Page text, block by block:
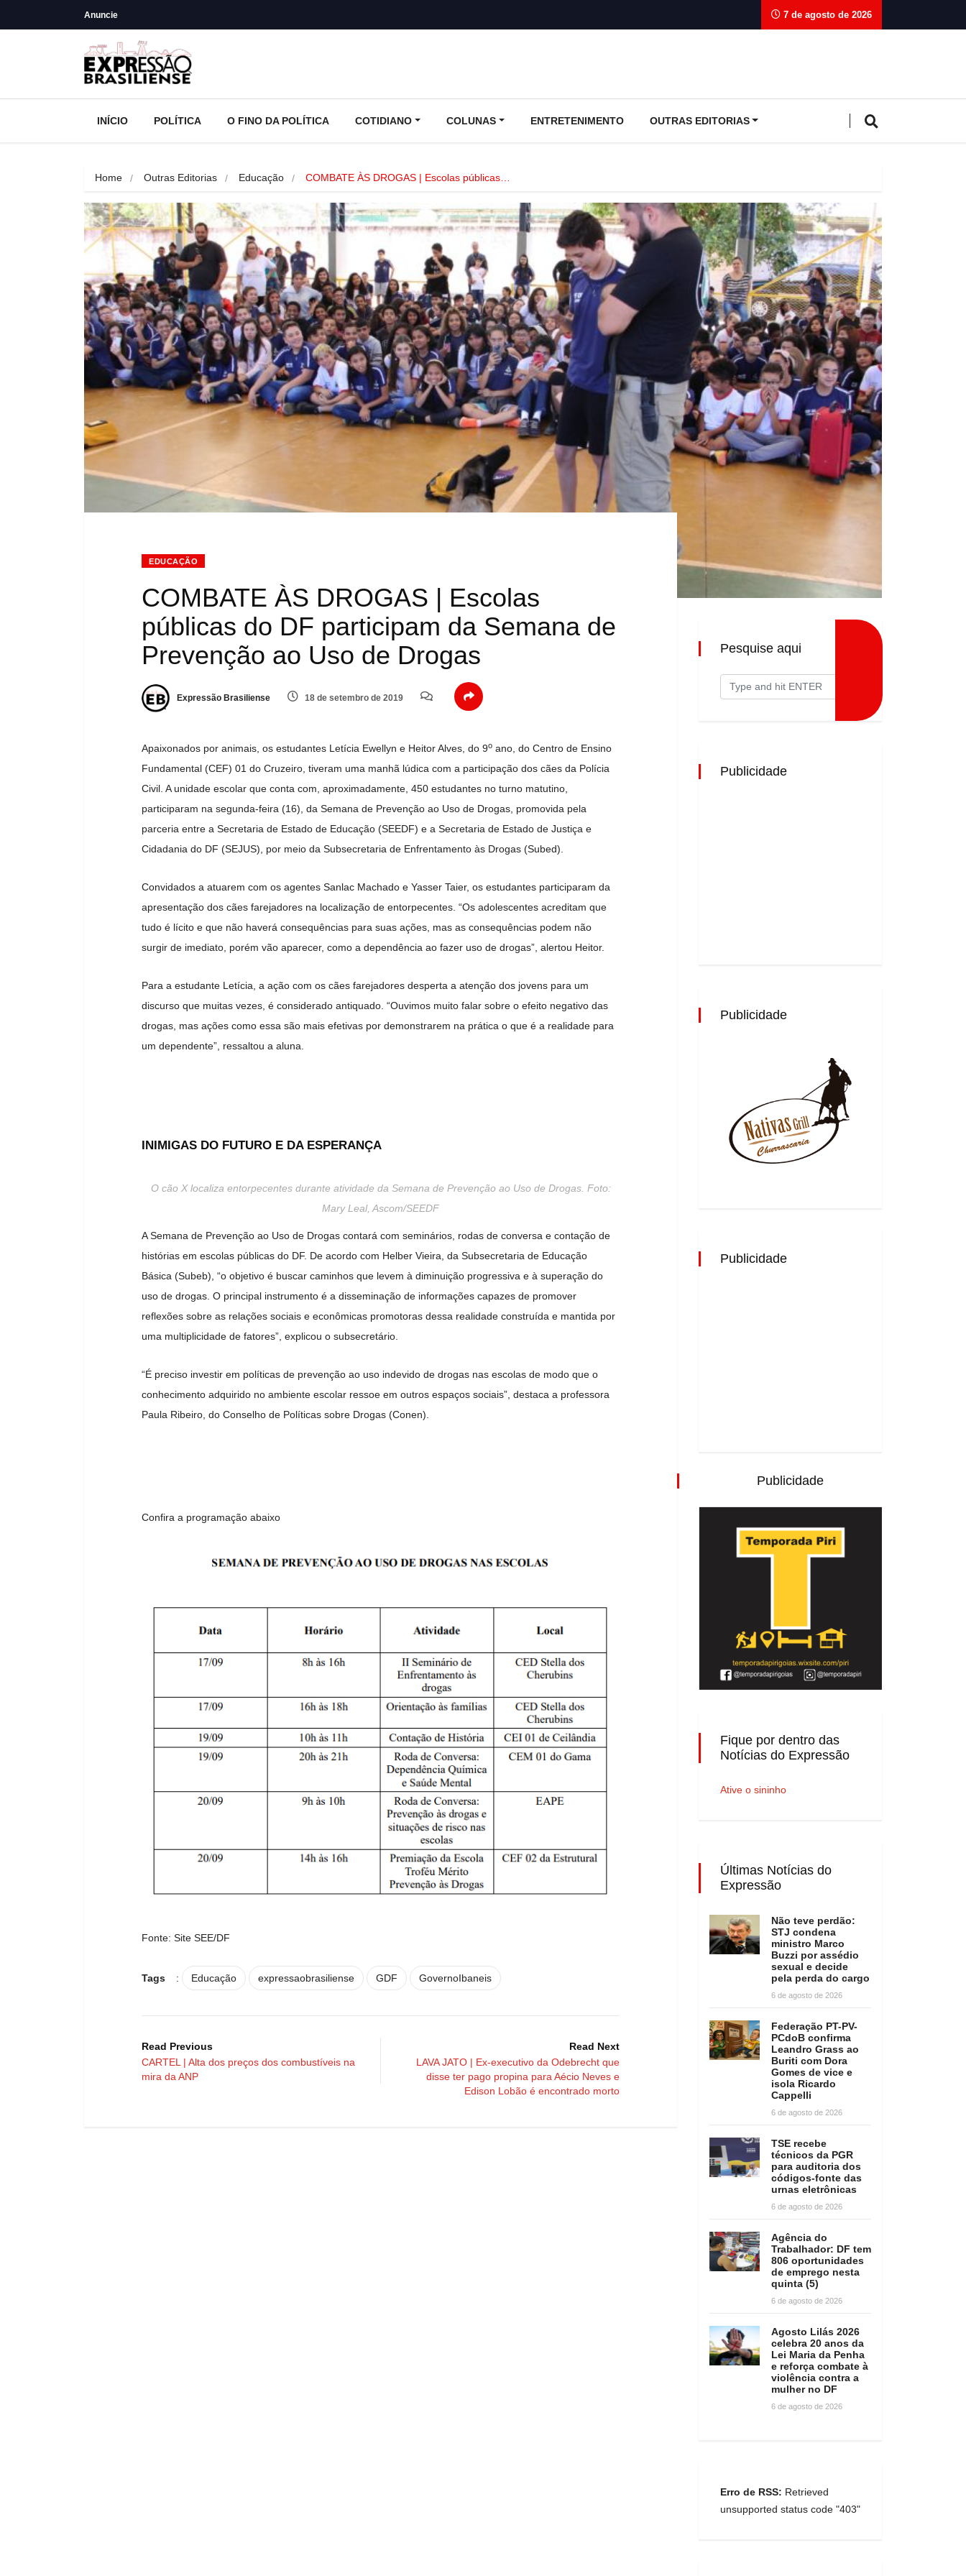
Anuncie 7 de agosto de 2026
INÍCIO POLÍTICA O FINO DA POLÍTICA COTIDIANO COLUNAS ENTRETENIMENTO OUTRAS EDITORIAS
Home Outras Editorias Educação COMBATE ÀS DROGAS | Escolas públicas…
EDUCAÇÃO
COMBATE ÀS DROGAS | Escolas
públicas do DF participam da Semana de
Prevenção ao Uso de Drogas
Expressão Brasiliense 18 de setembro de 2019
Apaixonados por animais, os estudantes Letícia Ewellyn e Heitor Alves, do 9o ano, do Centro de Ensino
Fundamental (CEF) 01 do Cruzeiro, tiveram uma manhã lúdica com a participação dos cães da Polícia
Civil. A unidade escolar que conta com, aproximadamente, 450 estudantes no turno matutino,
participaram na segunda-feira (16), da Semana de Prevenção ao Uso de Drogas, promovida pela
parceria entre a Secretaria de Estado de Educação (SEEDF) e a Secretaria de Estado de Justiça e
Cidadania do DF (SEJUS), por meio da Subsecretaria de Enfrentamento às Drogas (Subed).
Convidados a atuarem com os agentes Sanlac Machado e Yasser Taier, os estudantes participaram da
apresentação dos cães farejadores na localização de entorpecentes. “Os adolescentes acreditam que
tudo é lícito e que não haverá consequências para suas ações, mas as consequências podem não
surgir de imediato, porém vão aparecer, como a dependência ao fazer uso de drogas”, alertou Heitor.
Para a estudante Letícia, a ação com os cães farejadores desperta a atenção dos jovens para um
discurso que muitas vezes, é considerado antiquado. “Ouvimos muito falar sobre o efeito negativo das
drogas, mas ações como essa são mais efetivas por demonstrarem na prática o que é a realidade para
um dependente”, ressaltou a aluna.
INIMIGAS DO FUTURO E DA ESPERANÇA
O cão X localiza entorpecentes durante atividade da Semana de Prevenção ao Uso de Drogas. Foto:
Mary Leal, Ascom/SEEDF
A Semana de Prevenção ao Uso de Drogas contará com seminários, rodas de conversa e contação de
histórias em escolas públicas do DF. De acordo com Helber Vieira, da Subsecretaria de Educação
Básica (Subeb), “o objetivo é buscar caminhos que levem à diminuição progressiva e à superação do
uso de drogas. O principal instrumento é a disseminação de informações capazes de promover
reflexões sobre as relações sociais e econômicas promotoras dessa realidade construída e mantida por
uma multiplicidade de fatores”, explicou o subsecretário.
“É preciso investir em políticas de prevenção ao uso indevido de drogas nas escolas de modo que o
conhecimento adquirido no ambiente escolar ressoe em outros espaços sociais”, destaca a professora
Paula Ribeiro, do Conselho de Políticas sobre Drogas (Conen).
Confira a programação abaixo
Fonte: Site SEE/DF
Tags : Educação expressaobrasiliense GDF GovernoIbaneis
Read Previous
CARTEL | Alta dos preços dos combustíveis na
mira da ANP
Read Next
LAVA JATO | Ex-executivo da Odebrecht que
disse ter pago propina para Aécio Neves e
Edison Lobão é encontrado morto
Pesquise aqui
Publicidade
Publicidade
Publicidade
Publicidade
Fique por dentro das
Notícias do Expressão
Ative o sininho
Últimas Notícias do
Expressão
Não teve perdão:
STJ condena
ministro Marco
Buzzi por assédio
sexual e decide
pela perda do cargo
6 de agosto de 2026
Federação PT-PV-
PCdoB confirma
Leandro Grass ao
Buriti com Dora
Gomes de vice e
isola Ricardo
Cappelli
6 de agosto de 2026
TSE recebe
técnicos da PGR
para auditoria dos
códigos-fonte das
urnas eletrônicas
6 de agosto de 2026
Agência do
Trabalhador: DF tem
806 oportunidades
de emprego nesta
quinta (5)
6 de agosto de 2026
Agosto Lilás 2026
celebra 20 anos da
Lei Maria da Penha
e reforça combate à
violência contra a
mulher no DF
6 de agosto de 2026
Erro de RSS: Retrieved
unsupported status code "403"